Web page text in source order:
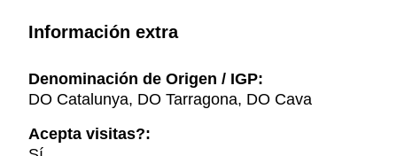
Información extra
Denominación de Origen / IGP:
DO Catalunya, DO Tarragona, DO Cava
Acepta visitas?: